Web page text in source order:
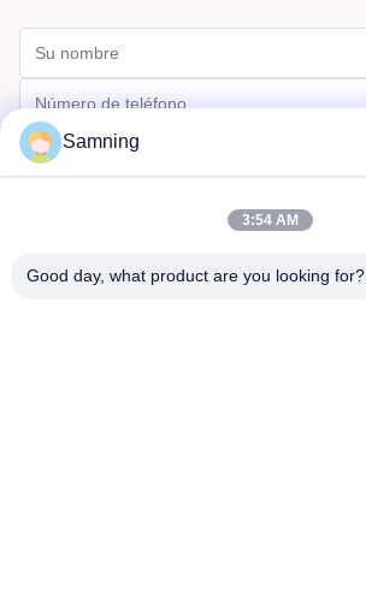
Samning
3:54 AM
Good day, what product are you looking for?